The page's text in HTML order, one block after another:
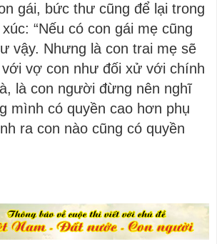
gái, bức thư cũng để lại trong
“Nếu có con gái mẹ cũng
vậy. Nhưng là con trai mẹ sẽ
vợ con như đối xử với chính
là con người đừng nên nghĩ
mình có quyền cao hơn phụ
ra con nào cũng có quyền